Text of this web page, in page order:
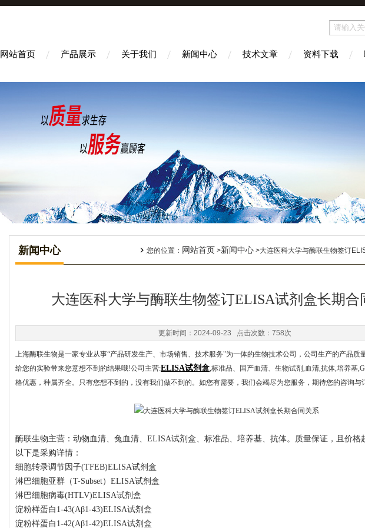
网站首页 产品展示 关于我们 新闻中心 技术文章 资料下载
新闻中心 您的位置： 网站首页 >新闻中心 >大连医科大学与酶联生物签订
大连医科大学与酶联生物签订ELISA试剂盒长期合
更新时间：2024-09-23 点击次数：758次
上海酶联生物是一家专业从事“产品研发生产、市场销售、技术服务"为一体的生物技术公司，公司生产的产品质
给您的实验带来您意想不到的结果哦!公司主营:ELISA试剂盒,标准品、国产血清、生物试剂,血清,抗体,培养基
格优惠，种属齐全。只有您想不到的，没有我们做不到的。如您有需要，我们会竭尽为您服务，期待您的咨询与
酶联生物主营：动物血清、 兔血清、 ELISA试剂盒、标准品、培养基、抗体。质量保证，且价格
以下是采购详情：
细胞转录调节因子(TFEB)ELISA试剂盒
淋巴细胞亚群（T-Subset）ELISA试剂盒
淋巴细胞病毒(HTLV)ELISA试剂盒
淀粉样蛋白 1-43(Aβ1-43)ELISA试剂盒
淀粉样蛋白 1-42(Aβ1-42)ELISA试剂盒